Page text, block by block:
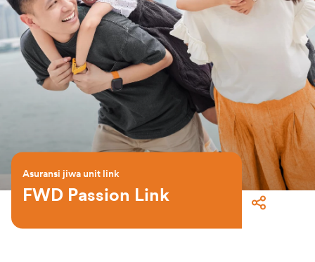
Asuransi jiwa unit link
FWD Passion Link